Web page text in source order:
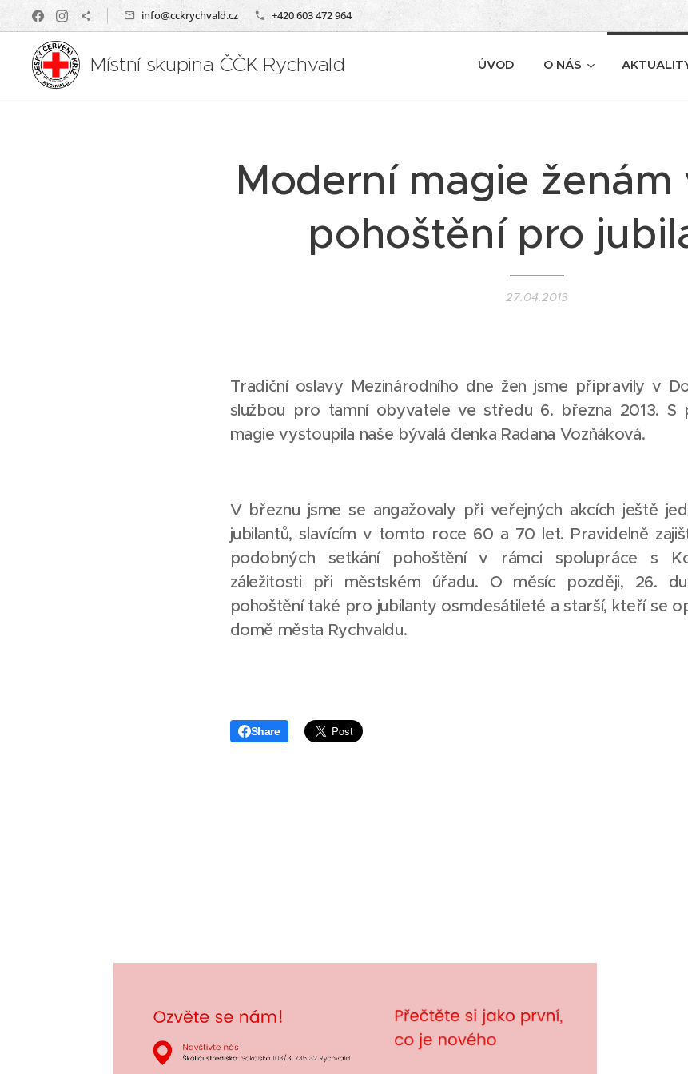
info@cckrychvald.cz +420 603 472 964
Místní skupina ČČK Rychvald ÚVOD O NÁS
Moderní magie ženám
pohoštění pro
27.04.2013
Tradiční oslavy Mezinárodního dne žen jsme připravily v
službou pro tamní obyvatele ve středu 6. března 2013. S
magie vystoupila naše bývalá členka Radana Vozňáková.
V březnu jsme se angažovaly při veřejných akcích ještě
jubilantů, slavícím v tomto roce 60 a 70 let. Pravidelně
podobných setkání pohoštění v rámci spolupráce s
záležitosti při městském úřadu. O měsíc později, 26.
pohoštění také pro jubilanty osmdesátileté a starší, kteří se
domě města Rychvaldu.
Share